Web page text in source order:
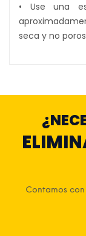
• Use una
seca y no
Contamos